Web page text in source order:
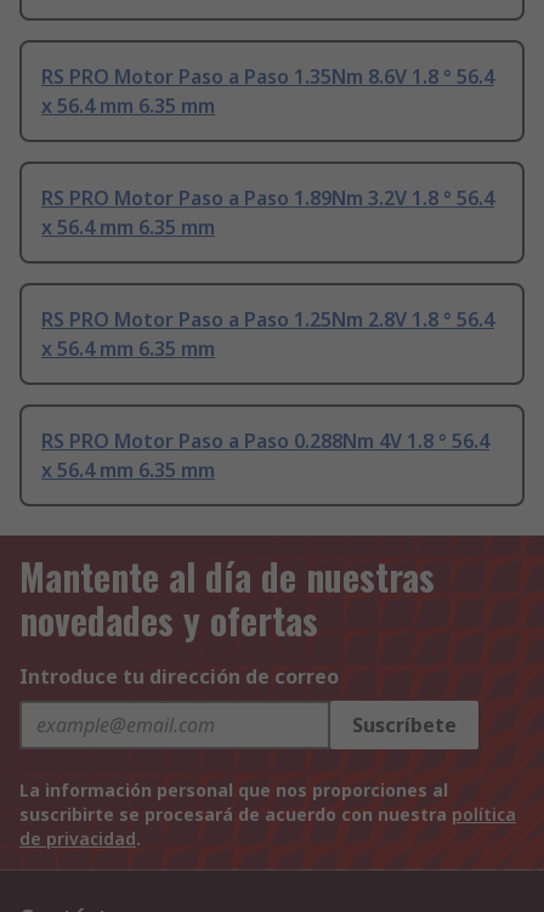
RS PRO Motor Paso a Paso 1.35Nm 8.6V 1.8 ° 56.4
x 56.4 mm 6.35 mm
RS PRO Motor Paso a Paso 1.89Nm 3.2V 1.8 ° 56.4
x 56.4 mm 6.35 mm
RS PRO Motor Paso a Paso 1.25Nm 2.8V 1.8 ° 56.4
x 56.4 mm 6.35 mm
RS PRO Motor Paso a Paso 0.288Nm 4V 1.8 ° 56.4
x 56.4 mm 6.35 mm
Mantente al día de nuestras
novedades y ofertas
Introduce tu dirección de correo
Suscríbete
La información personal que nos proporciones al
suscribirte se procesará de acuerdo con nuestra política
de privacidad.